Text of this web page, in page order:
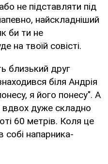
не підставляти під
найскладніший
би ти не
на твоїй совісті.
близький друг
біля Андрія
я його понесу". А
вдвох дуже складно
60 метрів. Коля це
собі напарника-